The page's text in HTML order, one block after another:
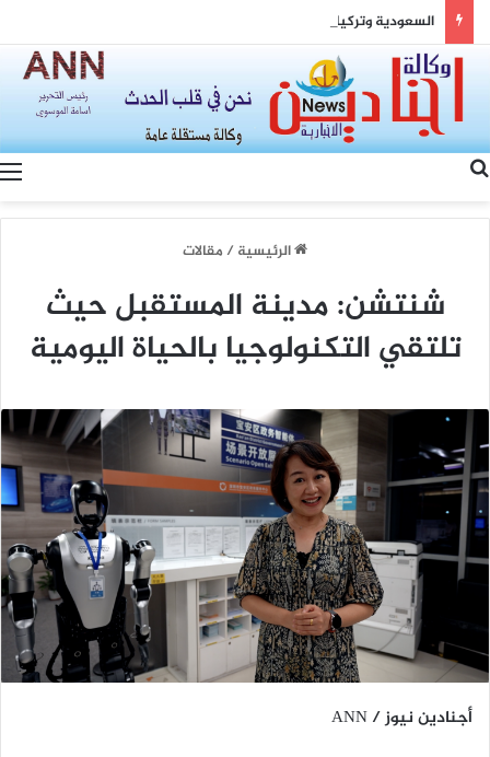
السعودية وتركيا وباكستان: مثلث القوة وصياغة شرق أوسط جديد
الرئيسية/مقالات
شنتشن: مدينة المستقبل حيث
تلتقي التكنولوجيا بالحياة اليومية
أجنادين نيوز / ANN